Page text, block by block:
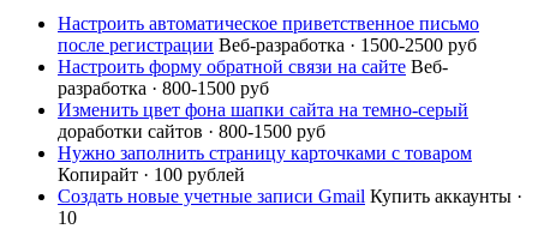
Настроить автоматическое приветственное письмо
после регистрации Веб-разработка · 1500-2500 руб
Настроить форму обратной связи на сайте Веб-
разработка · 800-1500 руб
Изменить цвет фона шапки сайта на темно-серый
доработки сайтов · 800-1500 руб
Нужно заполнить страницу карточками с товаром
Копирайт · 100 рублей
Создать новые учетные записи Gmail Купить аккаунты ·
10